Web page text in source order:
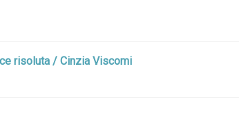
risoluta / Cinzia Viscomi